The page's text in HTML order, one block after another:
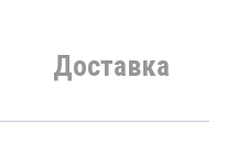
Доставка